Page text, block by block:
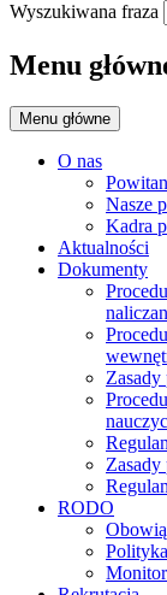
Wyszukiwana fraza
Menu
Menu główne
O nas
Nasze
Kadra
Aktualności
Dokumenty
Zasady
RODO